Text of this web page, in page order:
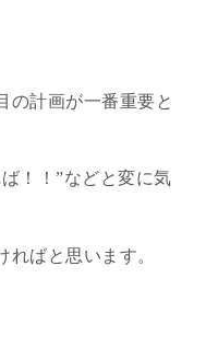
の計画が一番重要と
！！”などと変に気
ばと思います。